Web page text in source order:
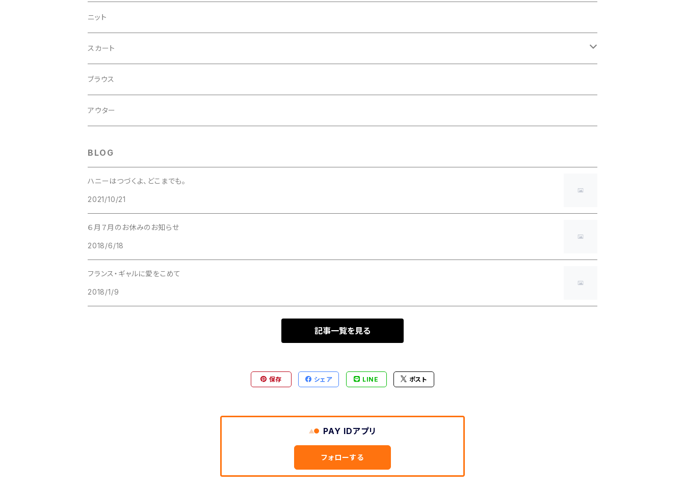
チロル
レトロ
ニット
スカート
チロル
レトロ
ブラウス
アウター
BLOG
ハニーはつづくよ、どこまでも。
2021/10/21
６月７月のお休みのお知らせ
2018/6/18
フランス・ギャルに愛をこめて
2018/1/9
記事一覧を見る
保存 シェア LINE ポスト
PAY IDアプリ
フォローする